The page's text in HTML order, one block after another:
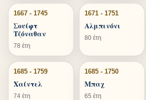
1667 - 1745
Σουίφτ
Τζόναθαν
78 έτη
1671 - 1751
Αλμπινόνι
80 έτη
1685 - 1759
Χαίντελ
74 έτη
1685 - 1750
Μπαχ
65 έτη